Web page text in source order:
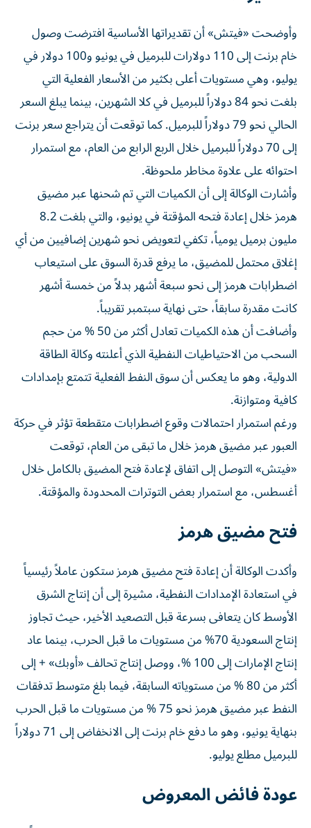
وأوضحت «فيتش» أن تقديراتها الأساسية افترضت وصول
خام برنت إلى 110 دولارات للبرميل في يونيو و100 دولار في
يوليو، وهي مستويات أعلى بكثير من الأسعار الفعلية التي
بلغت نحو 84 دولاراً للبرميل في كلا الشهرين، بينما يبلغ السعر
الحالي نحو 79 دولاراً للبرميل. كما توقعت أن يتراجع سعر برنت
إلى 70 دولاراً للبرميل خلال الربع الرابع من العام، مع استمرار
احتوائه على علاوة مخاطر ملحوظة.
وأشارت الوكالة إلى أن الكميات التي تم شحنها عبر مضيق
هرمز خلال إعادة فتحه المؤقتة في يونيو، والتي بلغت 8.2
مليون برميل يومياً، تكفي لتعويض نحو شهرين إضافيين من أي
إغلاق محتمل للمضيق، ما يرفع قدرة السوق على استيعاب
اضطرابات هرمز إلى نحو سبعة أشهر بدلاً من خمسة أشهر
كانت مقدرة سابقاً، حتى نهاية سبتمبر تقريباً.
وأضافت أن هذه الكميات تعادل أكثر من 50 % من حجم
السحب من الاحتياطيات النفطية الذي أعلنته وكالة الطاقة
الدولية، وهو ما يعكس أن سوق النفط الفعلية تتمتع بإمدادات
كافية ومتوازنة.
ورغم استمرار احتمالات وقوع اضطرابات متقطعة تؤثر في حركة
العبور عبر مضيق هرمز خلال ما تبقى من العام، توقعت
«فيتش» التوصل إلى اتفاق لإعادة فتح المضيق بالكامل خلال
أغسطس، مع استمرار بعض التوترات المحدودة والمؤقتة.
فتح مضيق هرمز
وأكدت الوكالة أن إعادة فتح مضيق هرمز ستكون عاملاً رئيسياً
في استعادة الإمدادات النفطية، مشيرة إلى أن إنتاج الشرق
الأوسط كان يتعافى بسرعة قبل التصعيد الأخير، حيث تجاوز
إنتاج السعودية 70% من مستويات ما قبل الحرب، بينما عاد
إنتاج الإمارات إلى 100 %، ووصل إنتاج تحالف «أوبك» + إلى
أكثر من 80 % من مستوياته السابقة، فيما بلغ متوسط تدفقات
النفط عبر مضيق هرمز نحو 75 % من مستويات ما قبل الحرب
بنهاية يونيو، وهو ما دفع خام برنت إلى الانخفاض إلى 71 دولاراً
للبرميل مطلع يوليو.
عودة فائض المعروض